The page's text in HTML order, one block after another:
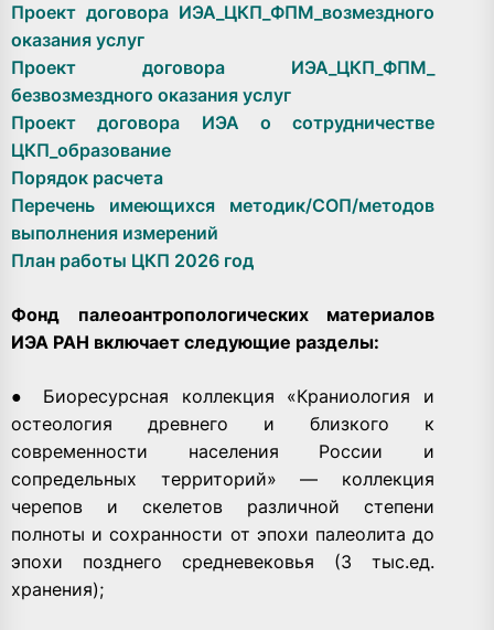
Проект договора ИЭА_ЦКП_ФПМ_возмездного
оказания услуг
Проект договора ИЭА_ЦКП_ФПМ_
безвозмездного оказания услуг
Проект договора ИЭА о сотрудничестве
ЦКП_образование
Порядок расчета
Перечень имеющихся методик/СОП/методов
выполнения измерений
План работы ЦКП 2026 год
Фонд палеоантропологических материалов
ИЭА РАН включает следующие разделы:
● Биоресурсная коллекция «Краниология и
остеология древнего и близкого к
современности населения России и
сопредельных территорий» — коллекция
черепов и скелетов различной степени
полноты и сохранности от эпохи палеолита до
эпохи позднего средневековья (3 тыс.ед.
хранения);